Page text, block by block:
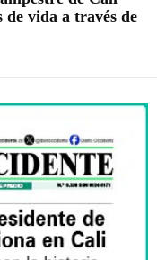
de vida a través de